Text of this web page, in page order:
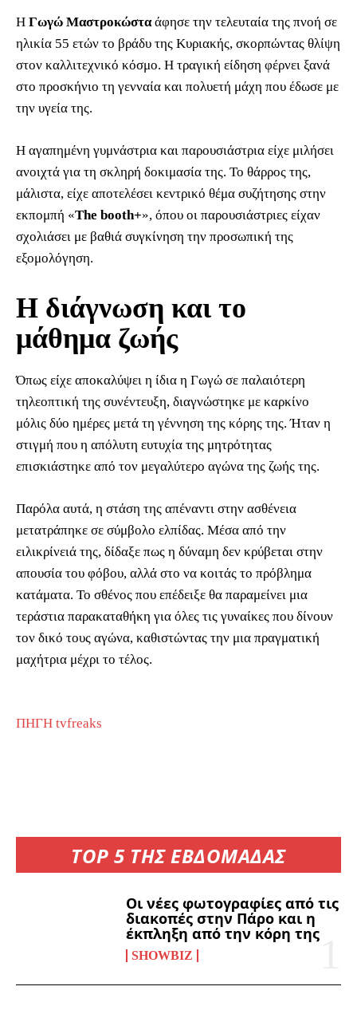
TOP 5 ΤΗΣ ΕΒΔΟΜΑΔΑΣ
Οι νέες φωτογραφίες από τις
διακοπές στην Πάρο και η
έκπληξη από την κόρη της
SHOWBIZ
Η Γωγώ Μαστροκώσταάφησε την τελευταία της πνοή σε
ηλικία 55 ετών το βράδυ της Κυριακής, σκορπώντας θλίψη
στον καλλιτεχνικό κόσμο. Η τραγική είδηση φέρνει ξανά
στο προσκήνιο τη γενναία και πολυετή μάχη που έδωσε με
την υγεία της.
Η αγαπημένη γυμνάστρια και παρουσιάστρια είχε μιλήσει
ανοιχτά για τη σκληρή δοκιμασία της. Το θάρρος της,
μάλιστα, είχε αποτελέσει κεντρικό θέμα συζήτησης στην
εκπομπή «The booth+», όπου οι παρουσιάστριες είχαν
σχολιάσει με βαθιά συγκίνηση την προσωπική της
εξομολόγηση.
Η διάγνωση και το
μάθημα ζωής
Όπως είχε αποκαλύψει η ίδια η Γωγώ σε παλαιότερη
τηλεοπτική της συνέντευξη, διαγνώστηκε με καρκίνο
μόλις δύο ημέρες μετά τη γέννηση της κόρης της. Ήταν η
στιγμή που η απόλυτη ευτυχία της μητρότητας
επισκιάστηκε από τον μεγαλύτερο αγώνα της ζωής της.
Παρόλα αυτά, η στάση της απέναντι στην ασθένεια
μετατράπηκε σε σύμβολο ελπίδας. Μέσα από την
ειλικρίνειά της, δίδαξε πως η δύναμη δεν κρύβεται στην
απουσία του φόβου, αλλά στο να κοιτάς το πρόβλημα
κατάματα. Το σθένος που επέδειξε θα παραμείνει μια
τεράστια παρακαταθήκη για όλες τις γυναίκες που δίνουν
τον δικό τους αγώνα, καθιστώντας την μια πραγματική
μαχήτρια μέχρι το τέλος.
ΠΗΓΗ tvfreaks